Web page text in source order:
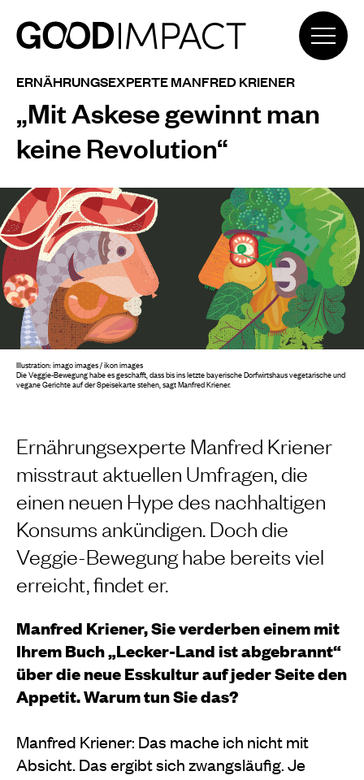
ERNÄHRUNGSEXPERTE MANFRED KRIENER
„Mit Askese gewinnt man
keine Revolution“
Ernährungsexperte Manfred Kriener
misstraut aktuellen Umfragen, die
einen neuen Hype des nachhaltigen
Konsums ankündigen. Doch die
Veggie-Bewegung habe bereits viel
erreicht, findet er.
Manfred Kriener, Sie verderben einem mit
Ihrem Buch „Lecker-Land ist abgebrannt“
über die neue Esskultur auf jeder Seite den
Appetit. Warum tun Sie das?
Manfred Kriener: Das mache ich nicht mit
Absicht. Das ergibt sich zwangsläufig. Je
Illustration: imago images / ikon images
Die Veggie-Bewegung habe es geschafft, dass bis ins letzte bayerische Dorfwirtshaus vegetarische und
vegane Gerichte auf der Speisekarte stehen, sagt Manfred Kriener.